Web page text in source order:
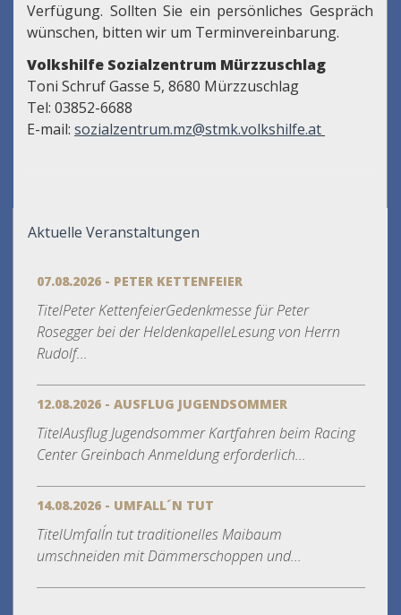
Verfügung. Sollten Sie ein persönliches Gespräch
wünschen, bitten wir um Terminvereinbarung.
Volkshilfe Sozialzentrum Mürzzuschlag
Toni Schruf Gasse 5, 8680 Mürzzuschlag
Tel: 03852-6688
E-mail: sozialzentrum.mz@stmk.volkshilfe.at
Aktuelle Veranstaltungen
07.08.2026 - PETER KETTENFEIER
TitelPeter KettenfeierGedenkmesse für Peter
Rosegger bei der HeldenkapelleLesung von Herrn
Rudolf...
12.08.2026 - AUSFLUG JUGENDSOMMER
TitelAusflug Jugendsommer Kartfahren beim Racing
Center Greinbach Anmeldung erforderlich...
14.08.2026 - UMFALL´N TUT
TitelUmfall´n tut traditionelles Maibaum
umschneiden mit Dämmerschoppen und...